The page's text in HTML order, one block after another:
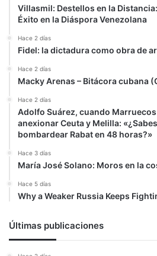
Villasmil: Destellos en la
Éxito en la Diáspora Venezolana
Hace 2 días
Fidel: la dictadura como obra de
Hace 2 días
Macky Arenas – Bitácora cubana
Hace 2 días
Adolfo Suárez, cuando
anexionar Ceuta y Melilla:
bombardear Rabat en 48 horas?»
Hace 3 días
María José Solano: Moros en la
Hace 5 días
Why a Weaker Russia Keeps
Últimas publicaciones